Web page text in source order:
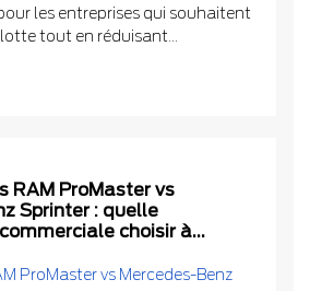
les entreprises qui souhaitent
tout en réduisant...
RAM ProMaster vs
Sprinter : quelle
choisir à